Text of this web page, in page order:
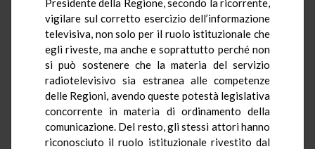
Presidente della Regione, secondo la ricorrente,
vigilare sul corretto esercizio dell’informazione
televisiva, non solo per il ruolo istituzionale che
egli riveste, ma anche e soprattutto perché non
si può sostenere che la materia del servizio
radiotelevisivo sia estranea alle competenze
delle Regioni, avendo queste potestà legislativa
concorrente in materia di ordinamento della
comunicazione. Del resto, gli stessi attori hanno
riconosciuto il ruolo istituzionale rivestito dal